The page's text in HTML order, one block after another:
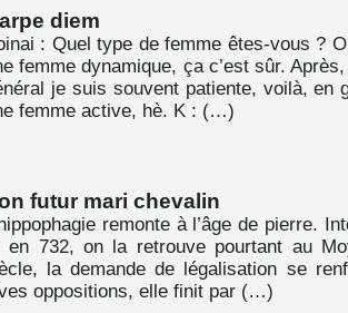
diem
: Quel type de femme êtes-vous ?
femme dynamique, ça c’est sûr.
je suis souvent patiente, voilà, en
femme active, hè. K : (…)
futur mari chevalin
remonte à l’âge de pierre.
en 732, on la retrouve pourtant au
la demande de légalisation se
oppositions, elle finit par (…)